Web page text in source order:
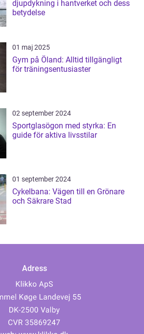
djupdykning i hantverket och dess
betydelse
01 maj 2025
Gym på Öland: Alltid tillgängligt
för träningsentusiaster
02 september 2024
Sportglasögon med styrka: En
guide för aktiva livsstilar
01 september 2024
Cykelbana: Vägen till en Grönare
och Säkrare Stad
Adress